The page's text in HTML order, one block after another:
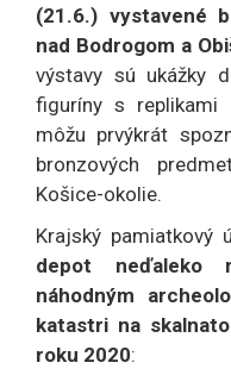
(21.6.) vystavené
nad Bodrogom a
výstavy sú ukážky
figuríny s replikami
môžu prvýkrát
bronzových
Košice-okolie.
Krajský pamiatkový
depot neďaleko
náhodným
katastri na
roku 2020: